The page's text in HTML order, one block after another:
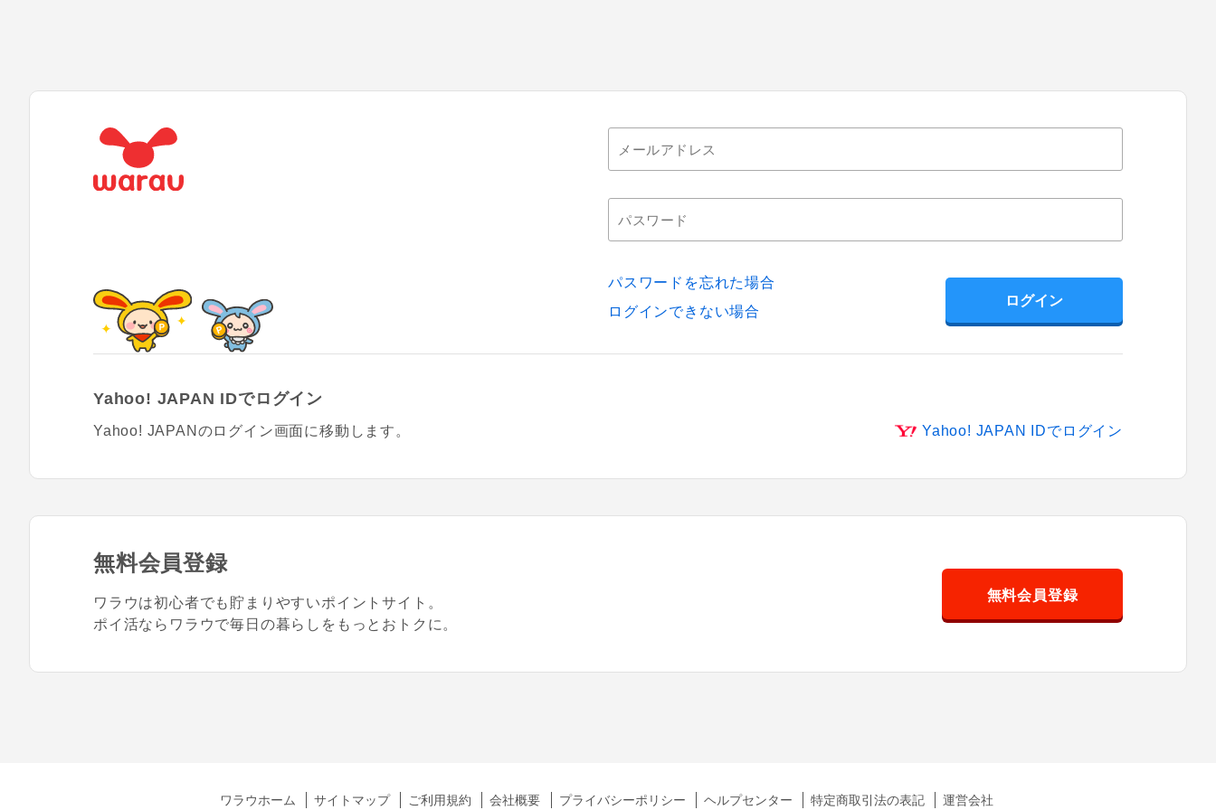
パスワードを忘れた場合
ログインできない場合
Yahoo! JAPAN IDでログイン
Yahoo! JAPANのログイン画面に移動します。 Yahoo! JAPAN IDでログイン
無料会員登録
ワラウは初心者でも貯まりやすいポイントサイト。
ポイ活ならワラウで毎日の暮らしをもっとおトクに。
無料会員登録
ワラウホーム サイトマップ ご利用規約 会社概要 プライバシーポリシー ヘルプセンター 特定商取引法の表記 運営会社